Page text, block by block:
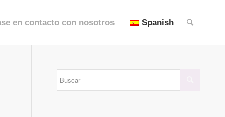
en contacto con nosotros Spanish